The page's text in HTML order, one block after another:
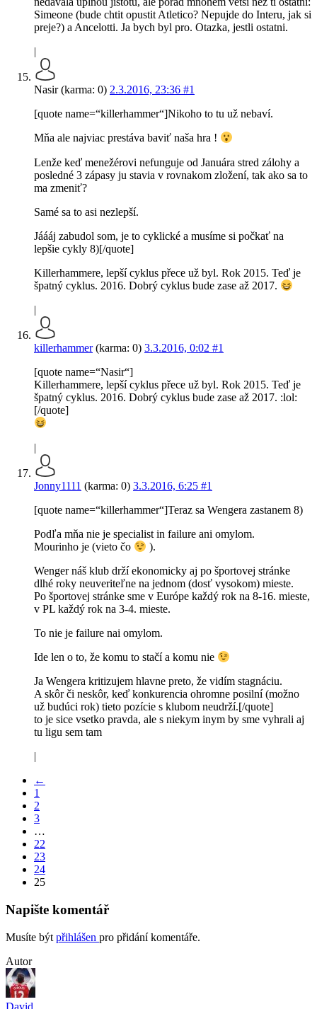
Simeone (bude chtit opustit Atletico? Nepujde do Interu, jak si
preje?) a Ancelotti. Ja bych byl pro. Otazka, jestli ostatni.
|
Nasir (karma: 0) 2.3.2016, 23:36 #1
[quote name=“killerhammer“]Nikoho to tu už nebaví.
Mňa ale najviac prestáva baviť naša hra !
Lenže keď menežérovi nefunguje od Januára stred zálohy a
posledné 3 zápasy ju stavia v rovnakom zložení, tak ako sa to
ma zmeniť?
Samé sa to asi nezlepší.
Jáááj zabudol som, je to cyklické a musíme si počkať na
lepšie cykly 8)[/quote]
Killerhammere, lepší cyklus přece už byl. Rok 2015. Teď je
špatný cyklus. 2016. Dobrý cyklus bude zase až 2017.
|
killerhammer(karma: 0) 3.3.2016, 0:02 #1
[quote name=“Nasir“]
Killerhammere, lepší cyklus přece už byl. Rok 2015. Teď je
špatný cyklus. 2016. Dobrý cyklus bude zase až 2017. :lol:
[/quote]
|
Jonny1111 (karma: 0) 3.3.2016, 6:25 #1
[quote name=“killerhammer“]Teraz sa Wengera zastanem 8)
Podľa mňa nie je specialist in failure ani omylom.
Mourinho je (vieto čo
).
Wenger náš klub drží ekonomicky aj po športovej stránke
dlhé roky neuveriteľne na jednom (dosť vysokom) mieste.
Po športovej stránke sme v Európe každý rok na 8-16. mieste,
v PL každý rok na 3-4. mieste.
To nie je failure nai omylom.
Ide len o to, že komu to stačí a komu nie
Ja Wengera kritizujem hlavne preto, že vidím stagnáciu.
A skôr či neskôr, keď konkurencia ohromne posilní (možno
už budúci rok) tieto pozície s klubom neudrží.[/quote]
to je sice vsetko pravda, ale s niekym inym by sme vyhrali aj
tu ligu sem tam
|
←
1
2
3
…
22
23
24
25
Napište komentář
Musíte být přihlášen pro přidání komentáře.
Autor
David